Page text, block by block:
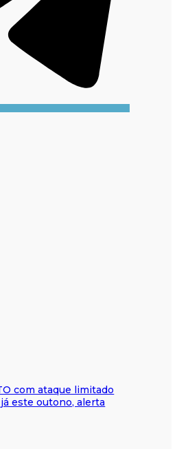
com ataque limitado
este outono, alerta